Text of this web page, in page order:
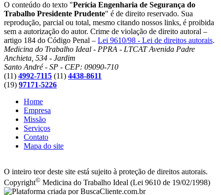
O conteúdo do texto "Perícia Engenharia de Segurança do
Trabalho Presidente Prudente" é de direito reservado. Sua
reprodução, parcial ou total, mesmo citando nossos links, é proibida
sem a autorização do autor. Crime de violação de direito autoral –
artigo 184 do Código Penal – Lei 9610/98 - Lei de direitos autorais.
Medicina do Trabalho Ideal - PPRA - LTCATAvenida Padre
Anchieta, 534 - Jardim
Santo André - SP - CEP: 09090-710
(11) 4992-7115 (11) 4438-8611
(19) 97171-5226
Home
Empresa
Missão
Serviços
Contato
Mapa do site
O inteiro teor deste site está sujeito à proteção de direitos autorais.
Copyright© Medicina do Trabalho Ideal (Lei 9610 de 19/02/1998)